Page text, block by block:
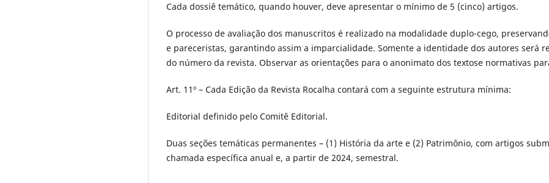
Cada dossiê temático, quando houver, deve apresentar o mínimo de 5 (cinco) artigos.
O processo de avaliação dos manuscritos é realizado na modalidade duplo-cego,
e pareceristas, garantindo assim a imparcialidade. Somente a identidade dos autores será
do número da revista. Observar as orientações para o anonimato dos textose normativas
Art. 11º – Cada Edição da Revista Rocalha contará com a seguinte estrutura mínima:
Editorial definido pelo Comitê Editorial.
Duas seções temáticas permanentes – (1) História da arte e (2) Patrimônio, com artigos
chamada específica anual e, a partir de 2024, semestral.